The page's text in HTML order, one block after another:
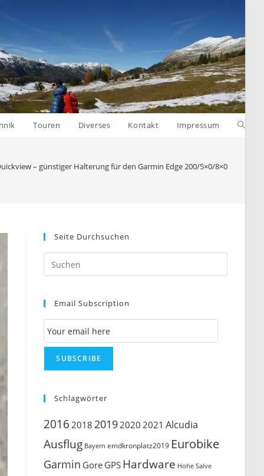
Touren Diverses Kontakt Impressum
– günstiger Halterung für den Garmin Edge 200/5×0/8×0
Seite Durchsuchen
Escape
Email Subscription
Email Subscription
SUBSCRIBE
Schlagwörter
2016 2018 20192020 2021 Alcudia
Ausflug Bayern emdkronplatz2019 Eurobike
Garmin Gore GPS Hardware Hohe Salve